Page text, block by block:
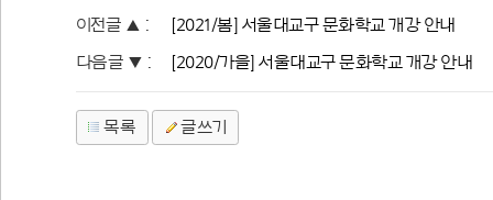
이전글 ▲ : [2021/봄] 서울대교구 문화학교 개강 안내
다음글 ▼ : [2020/가을] 서울대교구 문화학교 개강 안내
목록 글쓰기